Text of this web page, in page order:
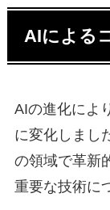
AIによる
AIの進化によ
に変化しまし
の領域で革新
重要な技術に